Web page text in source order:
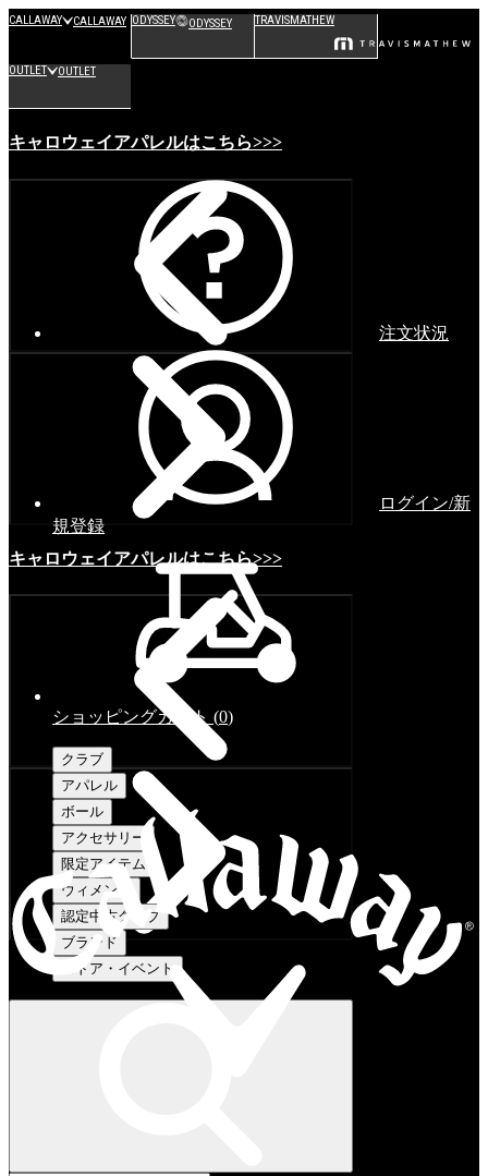
CALLAWAY CALLAWAY ODYSSEY ODYSSEY TRAVISMATHEW
OUTLET OUTLET
キャロウェイアパレルはこちら>>>
キャロウェイアパレルはこちら>>>
注文状況
ログイン/新
規登録
ショッピングカート (0)
クラブ
アパレル
ボール
アクセサリー
限定アイテム
ウィメンズ
認定中古クラブ
ブランド
ストア・イベント